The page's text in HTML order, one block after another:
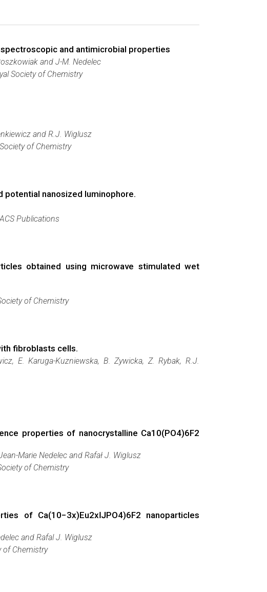
and antimicrobial properties
and J-M. Nedelec
Society of Chemistry
and R.J. Wiglusz
of Chemistry
potential nanosized luminophore.
ACS Publications
obtained using microwave stimulated wet
of Chemistry
fibroblasts cells.
E. Karuga-Kuzniewska, B. Zywicka, Z. Rybak, R.J.
properties of nanocrystalline Ca10(PO4)6F2
Marie Nedelec and Rafał J. Wiglusz
of Chemistry
of Ca(10−3x)Eu2xĲPO4)6F2 nanoparticles
and Rafal J. Wiglusz
of Chemistry